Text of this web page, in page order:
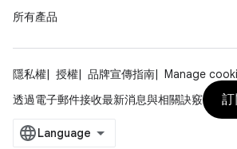
所有產品
隱私權 授權 品牌宣傳指南
Manage
透過電子郵件接收最新消息與相關訣竅
訂